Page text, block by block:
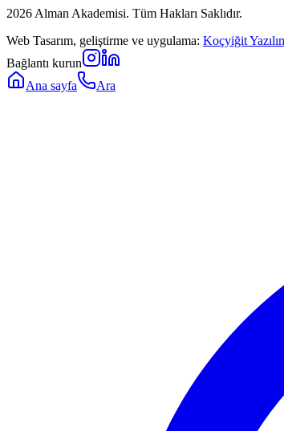
2026 Alman Akademisi. Tüm Hakları Saklıdır.
Web Tasarım, geliştirme ve uygulama: Koçyiğit
Bağlantı kurun
Ana sayfa
Ara